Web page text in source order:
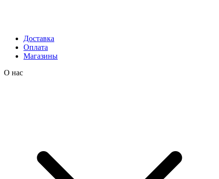
Доставка
Оплата
Магазины
О нас